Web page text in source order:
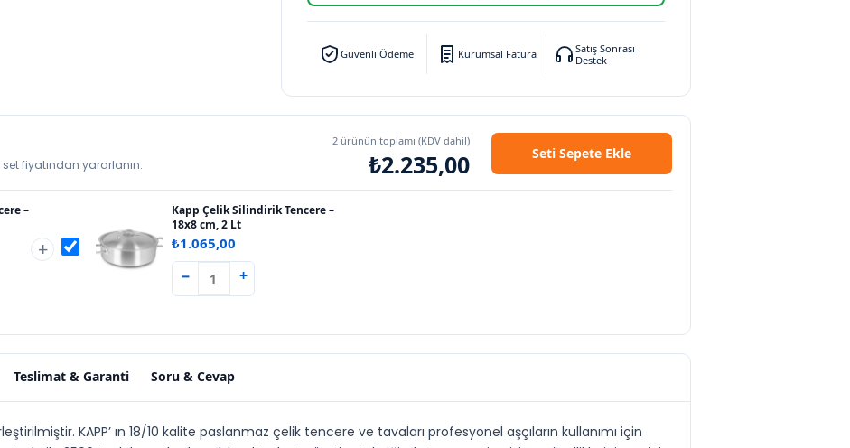
Güvenli Ödeme Kurumsal Fatura
Satış Sonrası
Destek
set fiyatından yararlanın.
2 ürünün toplamı (KDV dahil)
₺2.235,00 Seti Sepete Ekle
–
+
Kapp Çelik Silindirik Tencere –
18x8 cm, 2 Lt
₺1.065,00
− +
Teslimat & Garanti Soru & Cevap
KAPP’ ın 18/10 kalite paslanmaz çelik tencere ve tavaları profesyonel aşçıların kullanımı için